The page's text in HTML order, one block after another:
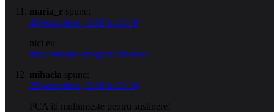
maria_r spune:
28 octombrie, 2010 la 23:10
nici eu
http://reteaua.emag.ro/c/maria-r
mihaela spune:
28 octombrie, 2010 la 23:10
PCA iti multumeste pentru sustinere!